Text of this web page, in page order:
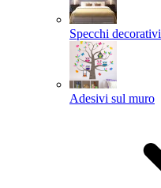
Specchi decorativi
Adesivi sul muro